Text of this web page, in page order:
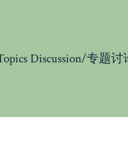
Discussion/专题讨